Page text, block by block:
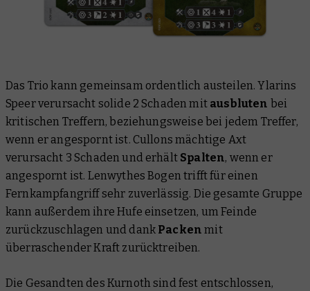
Das Trio kann gemeinsam ordentlich austeilen. Ylarins
Speer verursacht solide 2 Schaden mit ausbluten bei
kritischen Treffern, beziehungsweise bei jedem Treffer,
wenn er angespornt ist. Cullons mächtige Axt
verursacht 3 Schaden und erhält Spalten, wenn er
angespornt ist. Lenwythes Bogen trifft für einen
Fernkampfangriff sehr zuverlässig. Die gesamte Gruppe
kann außerdem ihre Hufe einsetzen, um Feinde
zurückzuschlagen und dank Packen mit
überraschender Kraft zurücktreiben.
Die Gesandten des Kurnoth sind fest entschlossen,